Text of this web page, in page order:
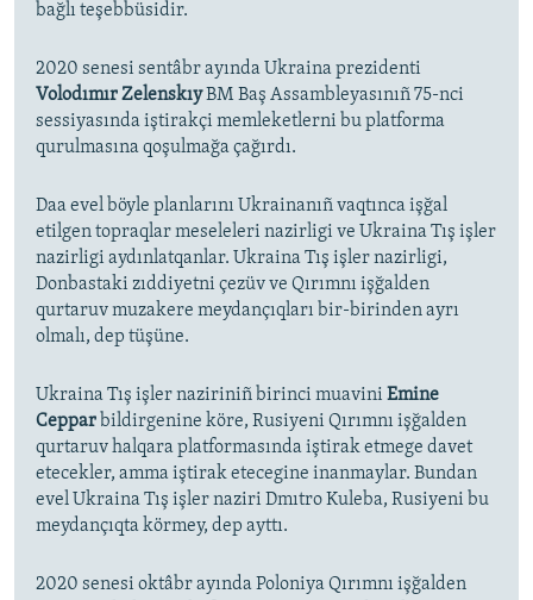
bağlı teşebbüsidir.
2020 senesi sentâbr ayında Ukraina prezidenti
Volodımır ZelenskıyBM Baş Assambleyasınıñ 75-nci
sessiyasında iştirakçi memleketlerni bu platforma
qurulmasına qoşulmağa çağırdı.
Daa evel böyle planlarını Ukrainanıñ vaqtınca işğal
etilgen topraqlar meseleleri nazirligi ve Ukraina Tış işler
nazirligi aydınlatqanlar. Ukraina Tış işler nazirligi,
Donbastaki zıddiyetni çezüv ve Qırımnı işğalden
qurtaruv muzakere meydançıqları bir-birinden ayrı
olmalı, dep tüşüne.
Ukraina Tış işler naziriniñ birinci muavini Emine
Ceppar bildirgenine köre, Rusiyeni Qırımnı işğalden
qurtaruv halqara platformasında iştirak etmege davet
etecekler, amma iştirak etecegine inanmaylar. Bundan
evel Ukraina Tış işler naziri Dmıtro Kuleba, Rusiyeni bu
meydançıqta körmey, dep ayttı.
2020 senesi oktâbr ayında Poloniya Qırımnı işğalden